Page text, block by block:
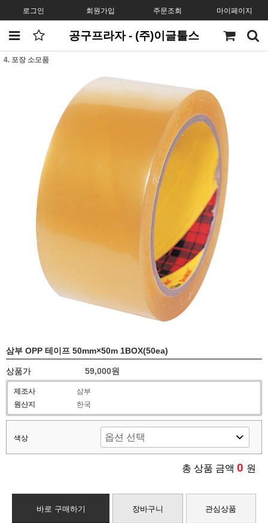
로그인 회원가입 주문조회 마이페이지
공구프라자 - (주)이글툴스
4. 포장 소모품
삼부 OPP 테이프 50mm×50m 1BOX(50ea)
상품가 59,000원
제조사
삼부
원산지
한국
색상
총 상품 금액 0 원
바로 구매하기 장바구니 관심상품